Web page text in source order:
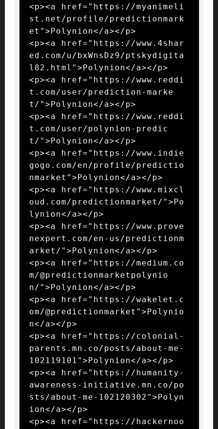
<p><a href="https://myanimeli
st.net/profile/predictionmark
et">Polynion</a></p>
<p><a href="https://www.4shar
ed.com/u/bxWnsDz9/ptskydigita
l82.html">Polynion</a></p>
<p><a href="https://www.reddi
t.com/user/prediction-marke
t/">Polynion</a></p>
<p><a href="https://www.reddi
t.com/user/polynion-predic
t/">Polynion</a></p>
<p><a href="https://www.indie
gogo.com/en/profile/predictio
nmarket">Polynion</a></p>
<p><a href="https://www.mixcl
oud.com/predictionmarket/">Po
lynion</a></p>
<p><a href="https://www.prove
nexpert.com/en-us/predictionm
arket/">Polynion</a></p>
<p><a href="https://medium.co
m/@predictionmarketpolynio
n/">Polynion</a></p>
<p><a href="https://wakelet.c
om/@predictionmarket">Polynio
n</a></p>
<p><a href="https://colonial-
parents.mn.co/posts/about-me-
102119101">Polynion</a></p>
<p><a href="https://humanity-
awareness-initiative.mn.co/po
sts/about-me-102120302">Polyn
ion</a></p>
<p><a href="https://hackernoo